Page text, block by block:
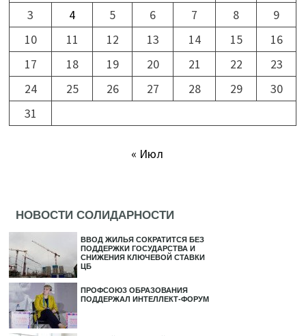
3
4 5 6 7 8
9
10
11 12 13 14 15
16
17
18 19 20 21 22
23
24
25 26 27 28 29
30
31
« Июл
НОВОСТИ СОЛИДАРНОСТИ
ВВОД ЖИЛЬЯ СОКРАТИТСЯ БЕЗ
ПОДДЕРЖКИ ГОСУДАРСТВА И
СНИЖЕНИЯ КЛЮЧЕВОЙ СТАВКИ
ЦБ
ПРОФСОЮЗ ОБРАЗОВАНИЯ
ПОДДЕРЖАЛ ИНТЕЛЛЕКТ-ФОРУМ